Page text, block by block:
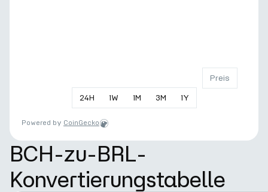
24H 1W 1M 3M 1Y
Preis
Powered by CoinGecko
BCH-zu-BRL-
Konvertierungstabelle